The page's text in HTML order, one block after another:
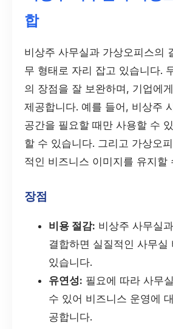
합
비상주 사무실과 가상오피스의
무 형태로 자리 잡고 있습니다.
의 장점을 잘 보완하며, 기업에
제공합니다. 예를 들어, 비상주
공간을 필요할 때만 사용할 수
할 수 있습니다. 그리고 가상오
적인 비즈니스 이미지를 유지할
장점
비용 절감: 비상주 사무실
결합하면 실질적인 사무실
있습니다.
유연성: 필요에 따라 사무
수 있어 비즈니스 운영에
공합니다.